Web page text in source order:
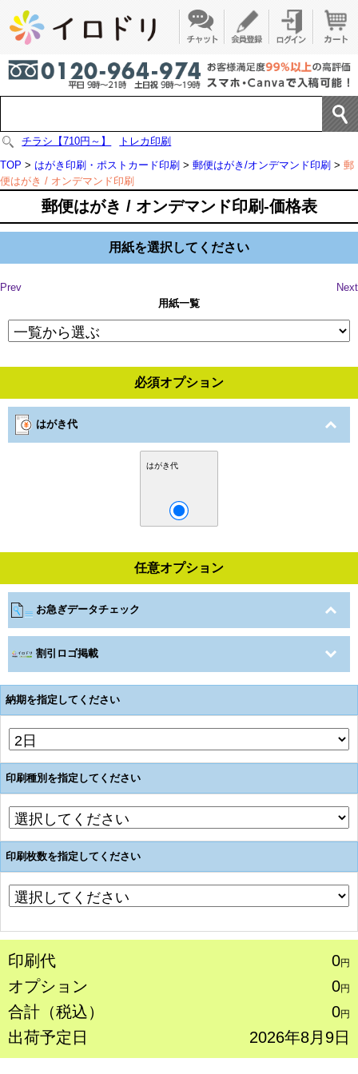
チラシ【710円～】
トレカ印刷
TOP > はがき印刷・ポストカード印刷 > 郵便はがき/オンデマンド印刷 > 郵
便はがき / オンデマンド印刷
郵便はがき / オンデマンド印刷-価格表
用紙を選択してください
Prev
Next
用紙一覧
必須オプション
はがき代
はがき代
任意オプション
お急ぎデータチェック
割引ロゴ掲載
納期を指定してください
印刷種別を指定してください
印刷枚数を指定してください
印刷代 0円
オプション 0円
合計（税込） 0円
出荷予定日 2026年8月9日